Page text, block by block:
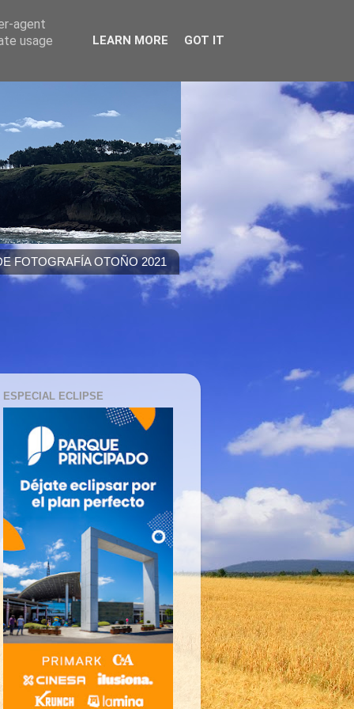
FOTOGRAFÍA OTOÑO 2021
ESPECIAL ECLIPSE
agent
usage
LEARN MORE GOT IT